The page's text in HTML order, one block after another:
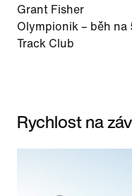
Grant Fisher
Olympionik – běh na
Track Club
Rychlost na